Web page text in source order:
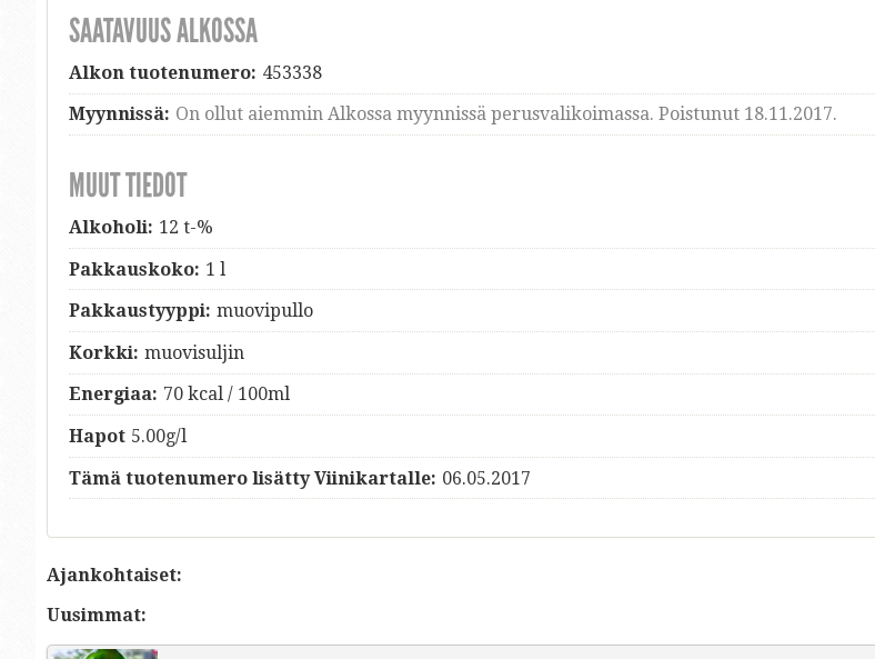
SAATAVUUS ALKOSSA
Alkon tuotenumero: 453338
Myynnissä: On ollut aiemmin Alkossa myynnissä perusvalikoimassa. Poistunut 18.11.2017.
MUUT TIEDOT
Alkoholi: 12 t-%
Pakkauskoko: 1 l
Pakkaustyyppi: muovipullo
Korkki: muovisuljin
Energiaa: 70 kcal / 100ml
Hapot 5.00g/l
Tämä tuotenumero lisätty Viinikartalle: 06.05.2017
Ajankohtaiset:
Uusimmat: